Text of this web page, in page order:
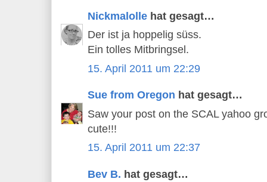
Nickmalolle hat gesagt…
Der ist ja hoppelig süss.
Ein tolles Mitbringsel.
15. April 2011 um 22:29
Sue from Oregon hat gesagt…
Saw your post on the SCAL yahoo
cute!!!
15. April 2011 um 22:37
Bev B. hat gesagt…